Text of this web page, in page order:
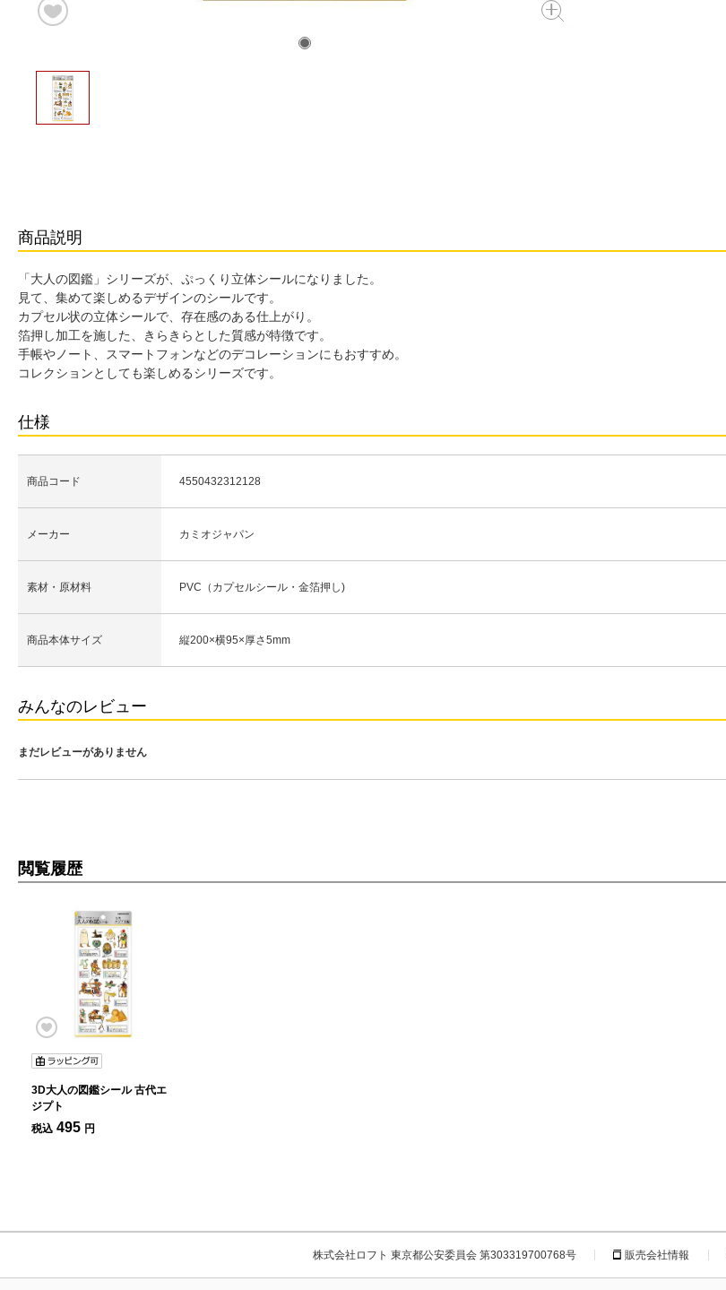
商品説明
「大人の図鑑」シリーズが、ぷっくり立体シールになりました。
見て、集めて楽しめるデザインのシールです。
カプセル状の立体シールで、存在感のある仕上がり。
箔押し加工を施した、きらきらとした質感が特徴です。
手帳やノート、スマートフォンなどのデコレーションにもおすすめ。
コレクションとしても楽しめるシリーズです。
仕様
商品コード 4550432312128
メーカー カミオジャパン
素材・原材料 PVC（カプセルシール・金箔押し)
商品本体サイズ 縦200×横95×厚さ5mm
みんなのレビュー
まだレビューがありません
閲覧履歴
3D大人の図鑑シール 古代エ
ジプト
税込 495 円
株式会社ロフト 東京都公安委員会 第303319700768号 販売会社情報